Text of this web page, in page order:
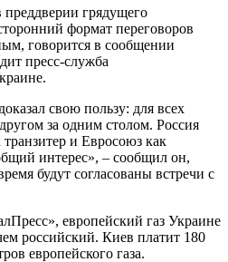
грядущего
формат переговоров
говорится в сообщении
пресс-служба
свою пользу: для всех
за одним столом. Россия
и Евросоюз как
интерес», – сообщил он,
будут согласованы встречи с
европейский газ Украине
российский. Киев платит 180
европейского газа.